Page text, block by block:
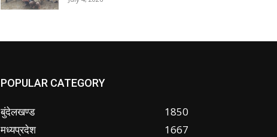
POPULAR CATEGORY
बुंदेलखण्ड
1850
मध्यप्रदेश
1667